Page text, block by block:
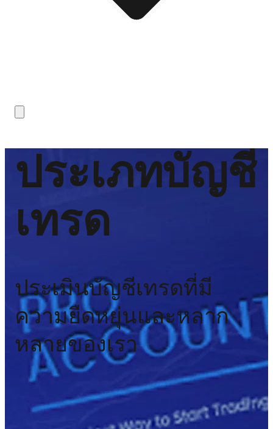
ประเภทบัญชี
เทรด
ประเมินบัญชีเทรดที่มี
ความยืดหยุ่นและหลาก
หลายของเรา